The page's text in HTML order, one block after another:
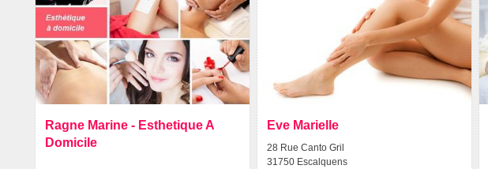
Ragne Marine - Esthetique A
Domicile
Eve Marielle
28 Rue Canto Gril
31750 Escalquens